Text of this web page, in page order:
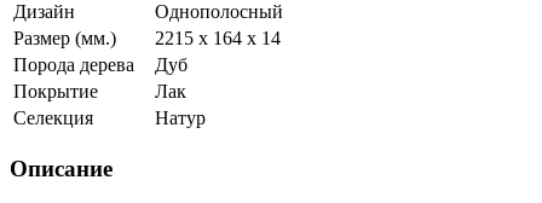
Дизайн
Однополосный
Размер (мм.)
2215 х 164 х 14
Порода дерева
Дуб
Покрытие
Лак
Селекция
Натур
Описание